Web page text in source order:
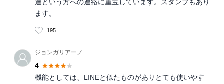
達という方への連絡に重宝しています。スタンプもあり
ます。
195
ジョンガリアーノ
4
機能としては、LINEと似たものがありとても使いやす